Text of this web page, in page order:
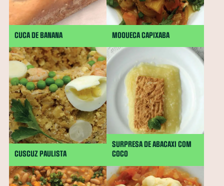
CUCA DE BANANA MOQUECA CAPIXABA
CUSCUZ PAULISTA
SURPRESA DE ABACAXI COM
COCO